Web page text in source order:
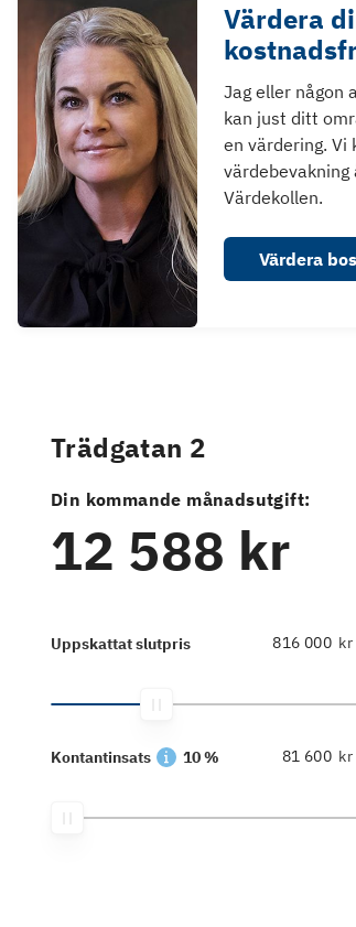
Värdera
Jag eller någon
kan just ditt
en värdering. Vi
Värdekollen.
Värdera
Trädgatan 2
Din kommande månadsutgift:
12 588 kr
Uppskattat slutpris kr
Kontantinsats 10 % kr